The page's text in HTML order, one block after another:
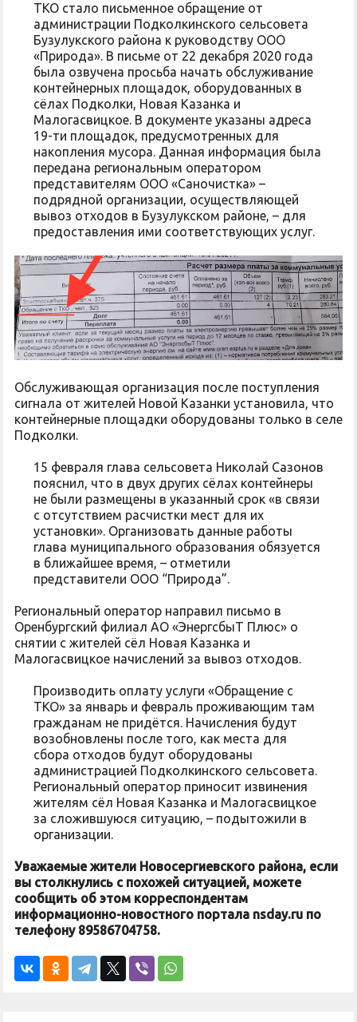
ТКО стало письменное обращение от
администрации Подколкинского сельсовета
Бузулукского района к руководству ООО
«Природа». В письме от 22 декабря 2020 года
была озвучена просьба начать обслуживание
контейнерных площадок, оборудованных в
сёлах Подколки, Новая Казанка и
Малогасвицкое. В документе указаны адреса
19-ти площадок, предусмотренных для
накопления мусора. Данная информация была
передана региональным оператором
представителям ООО «Саночистка» –
подрядной организации, осуществляющей
вывоз отходов в Бузулукском районе, – для
предоставления ими соответствующих услуг.
Обслуживающая организация после поступления
сигнала от жителей Новой Казанки установила, что
контейнерные площадки оборудованы только в селе
Подколки.
15 февраля глава сельсовета Николай Сазонов
пояснил, что в двух других сёлах контейнеры
не были размещены в указанный срок «в связи
с отсутствием расчистки мест для их
установки». Организовать данные работы
глава муниципального образования обязуется
в ближайшее время, – отметили
представители ООО “Природа”.
Региональный оператор направил письмо в
Оренбургский филиал АО «ЭнергсбыТ Плюс» о
снятии с жителей сёл Новая Казанка и
Малогасвицкое начислений за вывоз отходов.
Производить оплату услуги «Обращение с
ТКО» за январь и февраль проживающим там
гражданам не придётся. Начисления будут
возобновлены после того, как места для
сбора отходов будут оборудованы
администрацией Подколкинского сельсовета.
Региональный оператор приносит извинения
жителям сёл Новая Казанка и Малогасвицкое
за сложившуюся ситуацию, – подытожили в
организации.
Уважаемые жители Новосергиевского района, если
вы столкнулись с похожей ситуацией, можете
сообщить об этом корреспондентам
информационно-новостного портала nsday.ru по
телефону 89586704758.